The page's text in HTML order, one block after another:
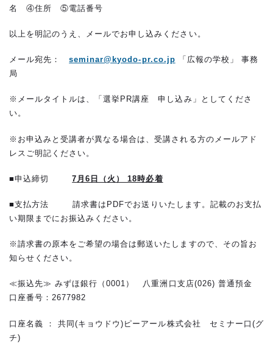
名 ④住所 ⑤電話番号
以上を明記のうえ、メールでお申し込みください。
メール宛先：seminar@kyodo-pr.co.jp 「広報の学校」 事務
局
※メールタイトルは、「選挙PR講座 申し込み」としてくださ
い。
※お申込みと受講者が異なる場合は、受講される方のメールアド
レスご明記ください。
■申込締切7 月6日（火） 18時必着
■支払方法 請求書はPDFでお送りいたします。記載のお支払
い期限までにお振込みください。
※請求書の原本をご希望の場合は郵送いたしますので、その旨お
知らせください。
≪振込先≫ みずほ銀行（0001） 八重洲口支店(026) 普通預金
口座番号：2677982
口座名義 ： 共同(キョウドウ)ピーアール株式会社 セミナー口(グ
チ)